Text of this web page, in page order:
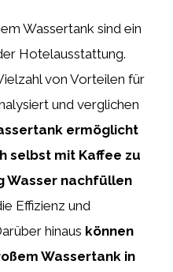
Wassertank sind ein
Hotelausstattung.
von Vorteilen für
und verglichen
ermöglicht
selbst mit Kaffee zu
Wasser nachfüllen
Effizienz und
hinaus können
Wassertank in